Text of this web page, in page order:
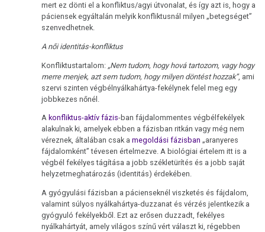
mert ez dönti el a konfliktus/agyi útvonalat, és így azt is, hogy a
páciensek egyáltalán melyik konfliktusnál milyen „betegséget”
szenvedhetnek.
A női identitás-konfliktus
Konfliktustartalom: „Nem tudom, hogy hová tartozom, vagy hogy
merre menjek, azt sem tudom, hogy milyen döntést hozzak”, ami
szervi szinten végbélnyálkahártya-fekélynek felel meg egy
jobbkezes nőnél.
A konfliktus-aktív fázis-ban fájdalommentes végbélfekélyek
alakulnak ki, amelyek ebben a fázisban ritkán vagy még nem
véreznek, általában csak amegoldási fázisban „aranyeres
fájdalomként” tévesen értelmezve. A biológiai értelem itt is a
végbél fekélyes tágítása a jobb székletürítés és a jobb saját
helyzetmeghatározás (identitás) érdekében.
A gyógyulási fázisban a pácienseknél viszketés és fájdalom,
valamint súlyos nyálkahártya-duzzanat és vérzés jelentkezik a
gyógyuló fekélyekből. Ezt az erősen duzzadt, fekélyes
nyálkahártyát, amely világos színű vért választ ki, régebben